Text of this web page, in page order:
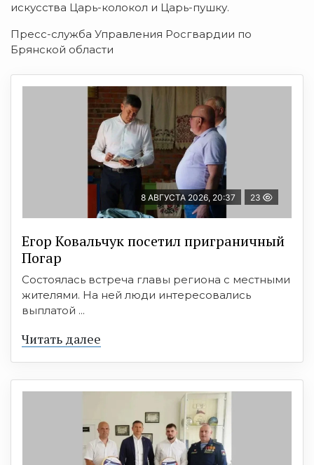
искусства Царь-колокол и Царь-пушку.
Пресс-служба Управления Росгвардии по
Брянской области
8 АВГУСТА 2026, 20:37 23
Егор Ковальчук посетил приграничный
Погар
Состоялась встреча главы региона с местными
жителями. На ней люди интересовались
выплатой ...
Читать далее